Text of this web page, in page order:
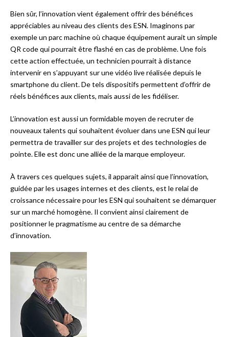
Bien sûr, l’innovation vient également offrir des bénéfices
appréciables au niveau des clients des ESN. Imaginons par
exemple un parc machine où chaque équipement aurait un simple
QR code qui pourrait être flashé en cas de problème. Une fois
cette action effectuée, un technicien pourrait à distance
intervenir en s’appuyant sur une vidéo live réalisée depuis le
smartphone du client. De tels dispositifs permettent d’offrir de
réels bénéfices aux clients, mais aussi de les fidéliser.
L’innovation est aussi un formidable moyen de recruter de
nouveaux talents qui souhaitent évoluer dans une ESN qui leur
permettra de travailler sur des projets et des technologies de
pointe. Elle est donc une alliée de la marque employeur.
À travers ces quelques sujets, il apparait ainsi que l’innovation,
guidée par les usages internes et des clients, est le relai de
croissance nécessaire pour les ESN qui souhaitent se démarquer
sur un marché homogène. Il convient ainsi clairement de
positionner le pragmatisme au centre de sa démarche
d’innovation.